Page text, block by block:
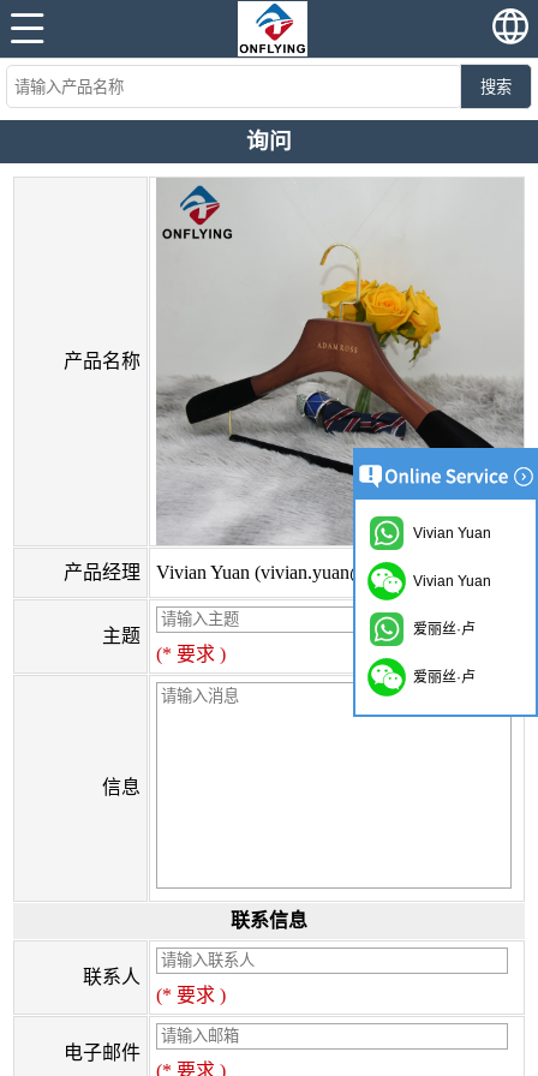
搜索
询问
产品名称
产品经理 Vivian Yuan (vivian.yuan@onflyingcn.com)
主题
(* 要求 )
信息
联系信息
联系人
(* 要求 )
电子邮件
(* 要求 )
Vivian Yuan
Vivian Yuan
爱丽丝·卢
爱丽丝·卢